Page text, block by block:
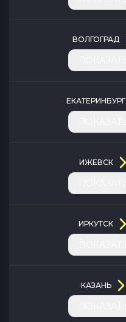
ВОЛГОГРАД
ЕКАТЕРИНБУРГ
ИЖЕВСК
ИРКУТСК
КАЗАНЬ